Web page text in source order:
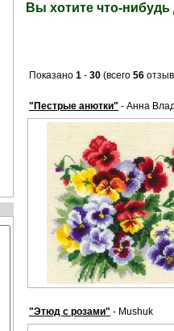
Вы хотите что-
Показано 1 - 30 (всего 56
"Пестрые анютки" - Анна
"Этюд с розами" - Mushuk